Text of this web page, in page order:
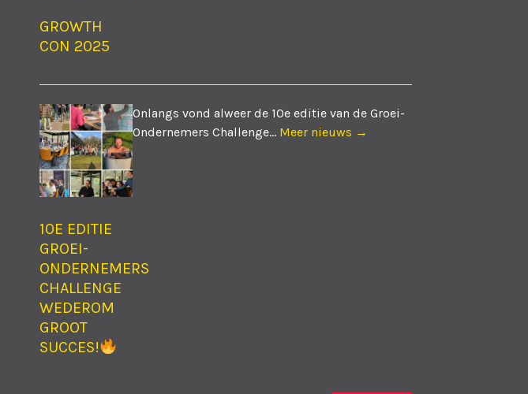
GROWTH
CON 2025
10E EDITIE
GROEI-
ONDERNEMERS
CHALLENGE
WEDEROM
GROOT
SUCCES!
Onlangs vond alweer de 10e editie van de Groei-
Ondernemers Challenge... Meer nieuws →